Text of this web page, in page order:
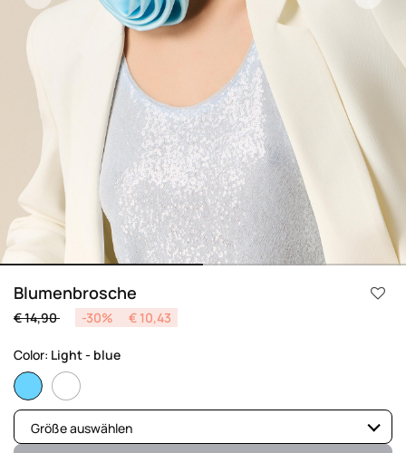
Blumenbrosche
Price reduced from
€ 14,90to -30% € 10,43
Color: Light - blue
Größe auswählen